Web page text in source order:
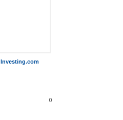
Investing.com
0